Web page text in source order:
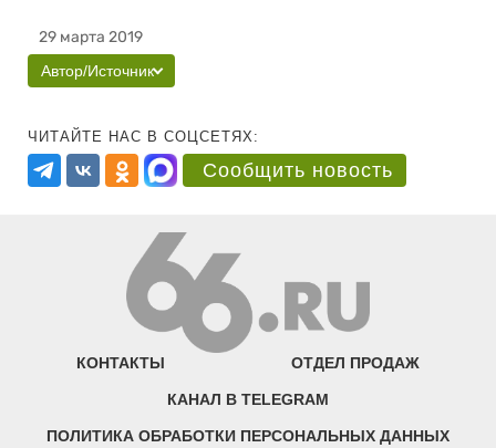
29 марта 2019
Автор/Источник
ЧИТАЙТЕ НАС В СОЦСЕТЯХ:
Сообщить новость
КОНТАКТЫ ОТДЕЛ ПРОДАЖ
КАНАЛ В TELEGRAM
ПОЛИТИКА ОБРАБОТКИ ПЕРСОНАЛЬНЫХ ДАННЫХ